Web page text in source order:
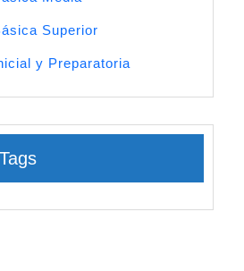
Superior
y Preparatoria
Tags